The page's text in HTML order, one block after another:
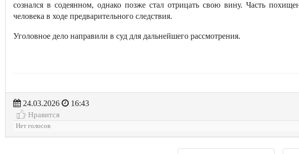
сознался в содеянном, однако позже стал отрицать свою вину. Часть
человека в ходе предварительного следствия.
Уголовное дело направили в суд для дальнейшего рассмотрения.
24.03.2026
16:43
Нравится
Нет голосов